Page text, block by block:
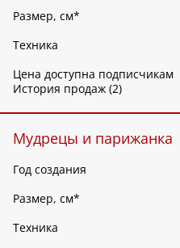
Размер, см*
Техника
Цена доступна подписчикам
История продаж (2)
Мудрецы и парижанка
Год создания
Размер, см*
Техника